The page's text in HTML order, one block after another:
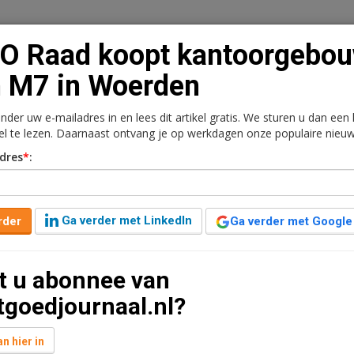
Vacaturebank Contact Abonnementen
van M7 in
aangepast 1 minuut leestijd
Tjaskermolenlaan 1 in Woerden verkocht aan
beschikt over 106 parkeerplaatsen op het eigen
Raad koopt
M7 in Woerden
uw e-mailadres in en lees dit artikel gratis. We sturen u dan een
te lezen. Daarnaast ontvang je op werkdagen onze populaire
*:
Ga verder met LinkedIn Ga verder met Google
u abonnee van
hier in